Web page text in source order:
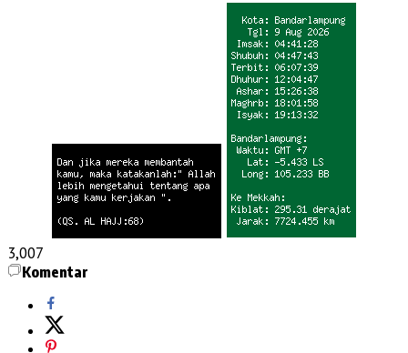
3,007
Komentar